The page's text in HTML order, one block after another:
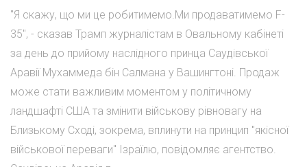
"Я скажу, що ми це робитимемо.Ми продаватимемо F-
35", - сказав Трамп журналістам в Овальному кабінеті
за день до прийому наслідного принца Саудівської
Аравії Мухаммеда бін Салмана у Вашингтоні. Продаж
може стати важливим моментом у політичному
ландшафті США та змінити військову рівновагу на
Близькому Сході, зокрема, вплинути на принцип "якісної
військової переваги" Ізраїлю, повідомляє агентство.